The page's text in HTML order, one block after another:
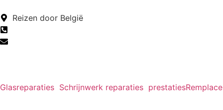
Reizen door België
Glasreparaties Schrijnwerk reparaties prestaties